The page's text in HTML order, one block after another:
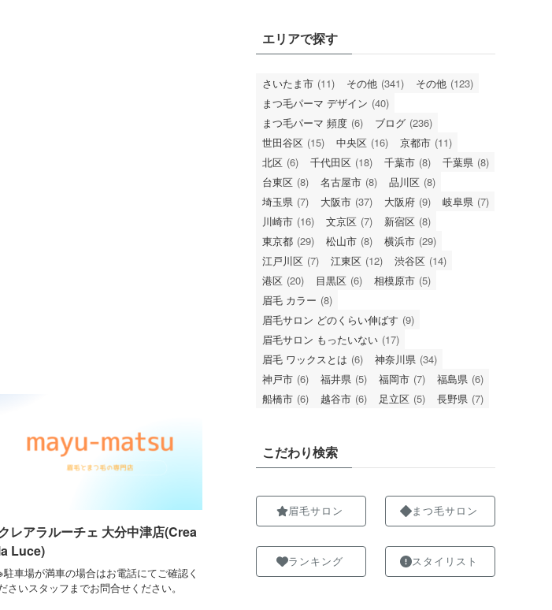
レアラルーチェ 大分中津店(Crea
Luce)
駐車場が満車の場合はお電話にてご確認く
さいスタッフまでお問合せください。
エリアで探す
さいたま市 (11) その他 (341) その他 (123)
まつ毛パーマ デザイン (40)
まつ毛パーマ 頻度 (6) ブログ (236)
世田谷区 (15) 中央区 (16) 京都市 (11)
北区 (6) 千代田区 (18) 千葉市 (8) 千葉県 (8)
台東区 (8) 名古屋市 (8) 品川区 (8)
埼玉県 (7) 大阪市 (37) 大阪府 (9) 岐阜県 (7)
川崎市 (16) 文京区 (7) 新宿区 (8)
東京都 (29) 松山市 (8) 横浜市 (29)
江戸川区 (7) 江東区 (12) 渋谷区 (14)
港区 (20) 目黒区 (6) 相模原市 (5)
眉毛 カラー (8)
眉毛サロン どのくらい伸ばす (9)
眉毛サロン もったいない (17)
眉毛 ワックスとは (6) 神奈川県 (34)
神戸市 (6) 福井県 (5) 福岡市 (7) 福島県 (6)
船橋市 (6) 越谷市 (6) 足立区 (5) 長野県 (7)
こだわり検索
眉毛サロン
ランキング
まつ毛サロン
スタイリスト